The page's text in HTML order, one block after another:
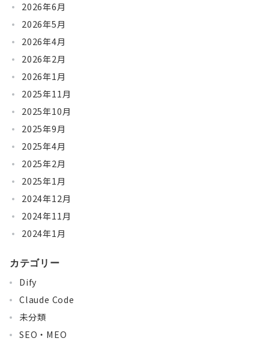
2026年6月
2026年5月
2026年4月
2026年2月
2026年1月
2025年11月
2025年10月
2025年9月
2025年4月
2025年2月
2025年1月
2024年12月
2024年11月
2024年1月
カテゴリー
Dify
Claude Code
未分類
SEO・MEO